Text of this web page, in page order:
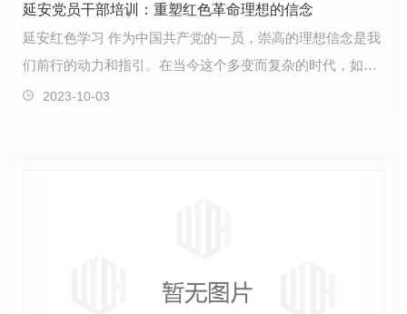
延安党员干部培训：重塑红色革命理想的信念
延安红色学习 作为中国共产党的一员，崇高的理想信念是我
们前行的动力和指引。在当今这个多变而复杂的时代，如何
不断强化党员干部的红色革命理想，使其始终保持初…
2023-10-03